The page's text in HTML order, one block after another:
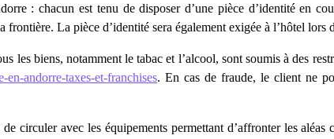
: chacun est tenu de disposer d’une pièce d’identité en
frontière. La pièce d’identité sera également exigée à l’hôtel lors
les biens, notamment le tabac et l’alcool, sont soumis à des
andorre-taxes-et-franchises. En cas de fraude, le client ne
circuler avec les équipements permettant d’affronter les aléas
•